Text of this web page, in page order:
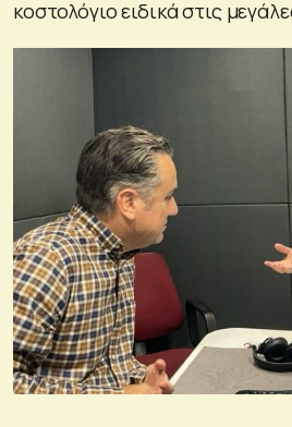
κοστολόγιο ειδικά στις